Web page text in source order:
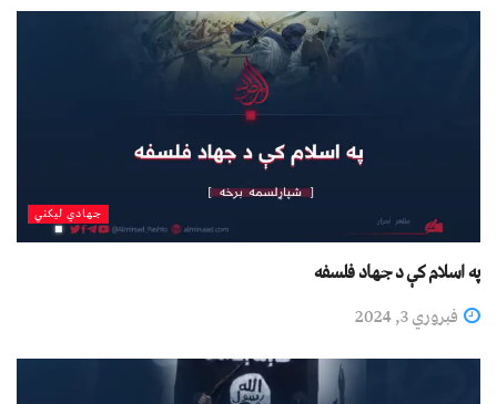
جهادي لیکني
په اسلام کې د جهاد فلسفه
فبروري 3, 2024